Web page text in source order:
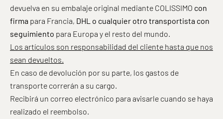
devuelva en su embalaje original mediante COLISSIMO con
firma para Francia, DHL o cualquier otro transportista con
seguimiento para Europa y el resto del mundo.
Los artículos son responsabilidad del cliente hasta que nos
sean devueltos.
En caso de devolución por su parte, los gastos de
transporte correrán a su cargo.
Recibirá un correo electrónico para avisarle cuando se haya
realizado el reembolso.